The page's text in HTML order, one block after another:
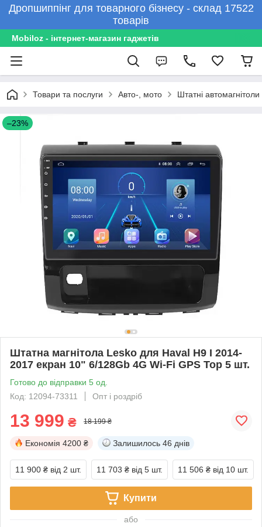
Дропшиппінг для товарного бізнесу - склад 17522
товарів
Mobiloz - інтернет-магазин гаджетів
Товари та послуги Авто-, мото Штатні автомагнітоли
–23%
Штатна магнітола Lesko для Haval H9 I 2014-
2017 екран 10" 6/128Gb 4G Wi-Fi GPS Top 5 шт.
Готово до відправки 5 од.
Код: 12094-73311
Опт і роздріб
13 999 ₴ 18 199 ₴
Економія 4200 ₴ Залишилось 46 днів
11 900 ₴ від 2 шт. 11 703 ₴ від 5 шт. 11 506 ₴ від 10 шт.
Купити
або